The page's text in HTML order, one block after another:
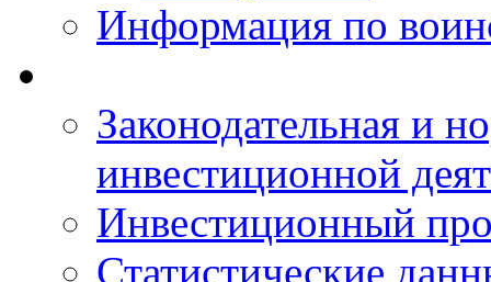
Информация по
Законодательная и
инвестиционной
Инвестиционный
Статистические